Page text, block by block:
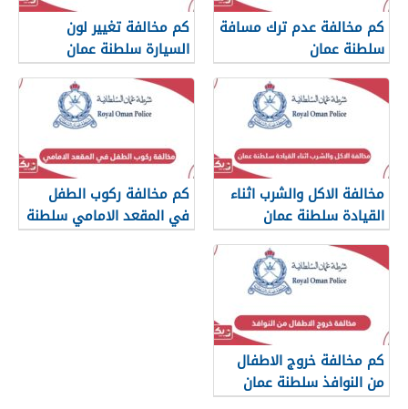
كم مخالفة عدم ترك مسافة
سلطنة عمان
كم مخالفة تغيير لون
السيارة سلطنة عمان
مخالفة الاكل والشرب اثناء
القيادة سلطنة عمان
كم مخالفة ركوب الطفل
في المقعد الامامي سلطنة
عمان
كم مخالفة خروج الاطفال
من النوافذ سلطنة عمان